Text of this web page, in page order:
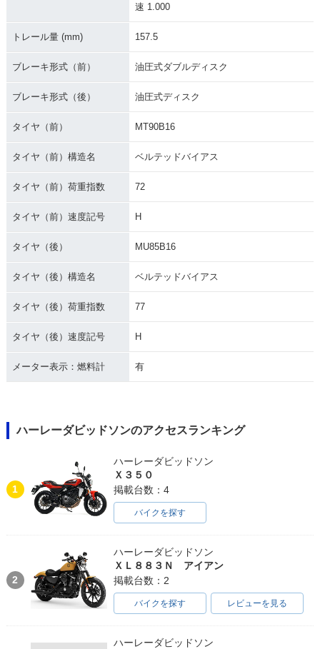
d King
d King
King
d King
1995年 FLHR Road
1994年 FLHR Road
速 1.000
トレール量 (mm) 157.5
ブレーキ形式（前） 油圧式ダブルディスク
ブレーキ形式（後） 油圧式ディスク
タイヤ（前） MT90B16
タイヤ（前）構造名 ベルテッドバイアス
タイヤ（前）荷重指数 72
タイヤ（前）速度記号 H
タイヤ（後） MU85B16
タイヤ（後）構造名 ベルテッドバイアス
タイヤ（後）荷重指数 77
タイヤ（後）速度記号 H
メーター表示：燃料計 有
ハーレーダビッドソンのアクセスランキング
1
ハーレーダビッドソン
Ｘ３５０
掲載台数：4
バイクを探す
2
ハーレーダビッドソン
ＸＬ８８３Ｎ アイアン
掲載台数：2
バイクを探す レビューを見る
ハーレーダビッドソン